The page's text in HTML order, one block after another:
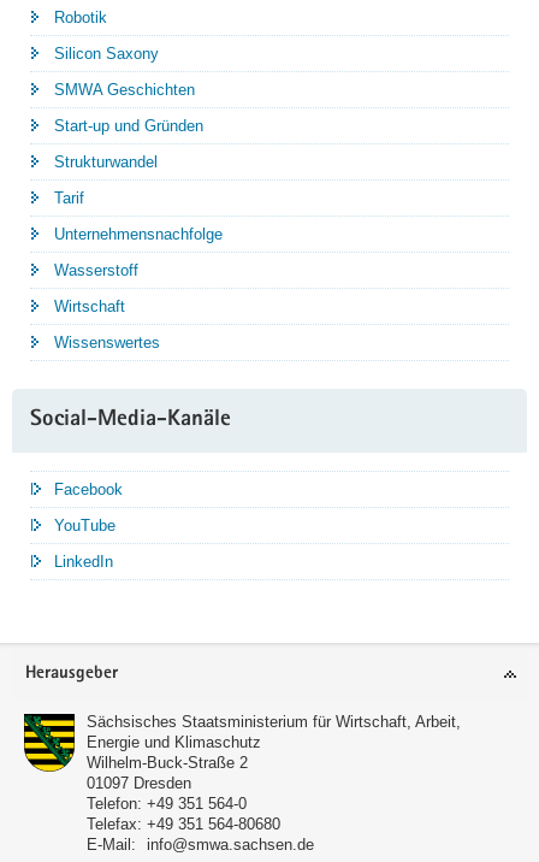
Robotik
Silicon Saxony
SMWA Geschichten
Start-up und Gründen
Strukturwandel
Tarif
Unternehmensnachfolge
Wasserstoff
Wirtschaft
Wissenswertes
Social-Media-Kanäle
Facebook
YouTube
LinkedIn
Service
Herausgeber
Sächsisches Staatsministerium für Wirtschaft, Arbeit,
Energie und Klimaschutz
Wilhelm-Buck-Straße 2
01097 Dresden
Telefon: +49 351 564-0
Telefax: +49 351 564-80680
E-Mail:
info@smwa.sachsen.de